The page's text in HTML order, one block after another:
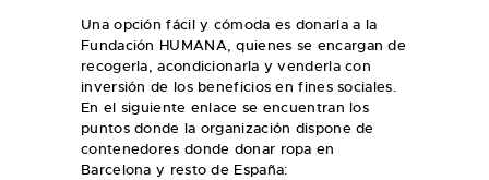
Una opción fácil y cómoda es donarla a la
Fundación HUMANA, quienes se encargan de
recogerla, acondicionarla y venderla con
inversión de los beneficios en fines sociales.
En el siguiente enlace se encuentran los
puntos donde la organización dispone de
contenedores donde donar ropa en
Barcelona y resto de España: